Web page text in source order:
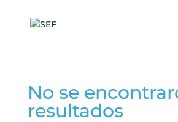
No se
resultados